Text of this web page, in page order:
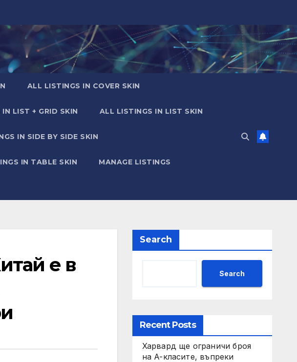
ALL LISTINGS IN COVER SKIN
LIST + GRID SKIN ALL LISTINGS IN LIST SKIN
IN SIDE BY SIDE SKIN
IN TABLE SKIN MANAGE LISTINGS
е в
Search
Search
Recent Posts
Харвард ще ограничи броя
на A-класите, въпреки